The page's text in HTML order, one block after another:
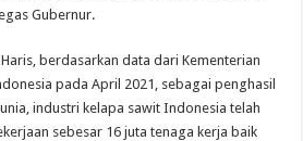
Gubernur.
berdasarkan data dari Kementerian
pada April 2021, sebagai penghasil
industri kelapa sawit Indonesia telah
sebesar 16 juta tenaga kerja baik